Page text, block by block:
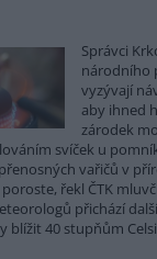
Správci
národního
vyzývají
aby ihned
zárodek
svíček u
vařičů v
řekl ČTK
přichází
40 stupňům